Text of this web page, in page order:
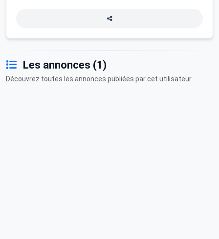
Les annonces (1)
Découvrez toutes les annonces publiées par cet utilisateur